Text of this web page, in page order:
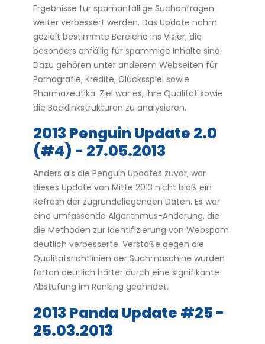
Ergebnisse für spamanfällige Suchanfragen
weiter verbessert werden. Das Update nahm
gezielt bestimmte Bereiche ins Visier, die
besonders anfällig für spammige Inhalte sind.
Dazu gehören unter anderem Webseiten für
Pornografie, Kredite, Glücksspiel sowie
Pharmazeutika. Ziel war es, ihre Qualität sowie
die Backlinkstrukturen zu analysieren.
2013 Penguin Update 2.0
(#4) - 27.05.2013
Anders als die Penguin Updates zuvor, war
dieses Update von Mitte 2013 nicht bloß ein
Refresh der zugrundeliegenden Daten. Es war
eine umfassende Algorithmus-Änderung, die
die Methoden zur Identifizierung von Webspam
deutlich verbesserte. Verstöße gegen die
Qualitätsrichtlinien der Suchmaschine wurden
fortan deutlich härter durch eine signifikante
Abstufung im Ranking geahndet.
2013 Panda Update #25 -
25.03.2013